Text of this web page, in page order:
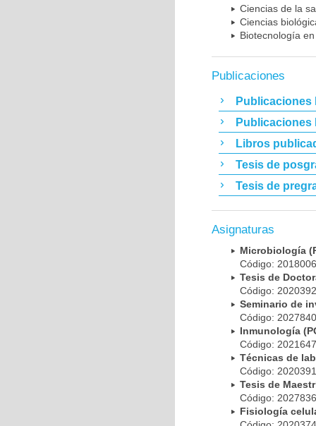
Ciencias de la
Ciencias
Biotecnología
Publicaciones
Publicaciones
Publicaciones
Libros
Tesis de
Tesis de
Asignaturas
Microbiología
Código:
Tesis de
Código:
Seminario de
Código:
Inmunología
Código:
Técnicas de
Código:
Tesis de
Código:
Fisiología